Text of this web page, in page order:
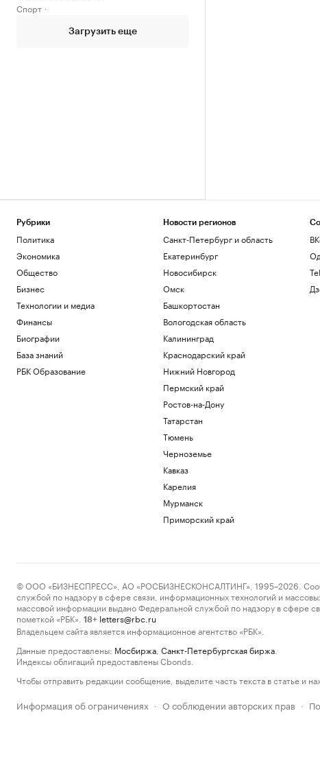
Спорт
Загрузить еще
Рубрики
Политика
Экономика
Общество
Бизнес
Технологии и медиа
Финансы
Биографии
База знаний
РБК Образование
Новости регионов
Санкт-Петербург и область
Екатеринбург
Новосибирск
Омск
Башкортостан
Вологодская область
Калининград
Краснодарский край
Нижний Новгород
Пермский край
Ростов-на-Дону
Татарстан
Тюмень
Черноземье
Кавказ
Карелия
Мурманск
Приморский край
© ООО «БИЗНЕСПРЕСС», АО «РОСБИЗНЕСКОНСАЛТИНГ», 1995–2026.
службой по надзору в сфере связи, информационных технологий и
массовой информации выдано Федеральной службой по надзору в сфере
пометкой «РБК».
18+ letters@rbc.ru
Владельцем сайта является информационное агентство «РБК».
Данные предоставлены: Мосбиржа Санкт-Петербургская биржа
Индексы облигаций предоставлены Cbonds.
Чтобы отправить редакции сообщение, выделите часть текста в статье и
Информация об ограничениях · О соблюдении авторских прав ·